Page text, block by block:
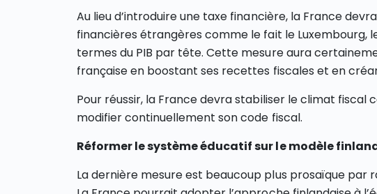
Au lieu d’introduire une taxe financière, la France
financières étrangères comme le fait le Luxembourg,
termes du PIB par tête. Cette mesure aura
française en boostant ses recettes fiscales et en
Pour réussir, la France devra stabiliser le climat fiscal
modifier continuellement son code fiscal.
Réformer le système éducatif sur le modèle
La dernière mesure est beaucoup plus prosaïque